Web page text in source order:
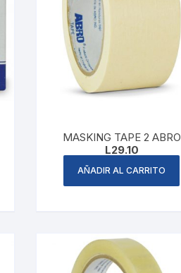
MASKING TAPE 2 ABRO
L29.10
AÑADIR AL CARRITO